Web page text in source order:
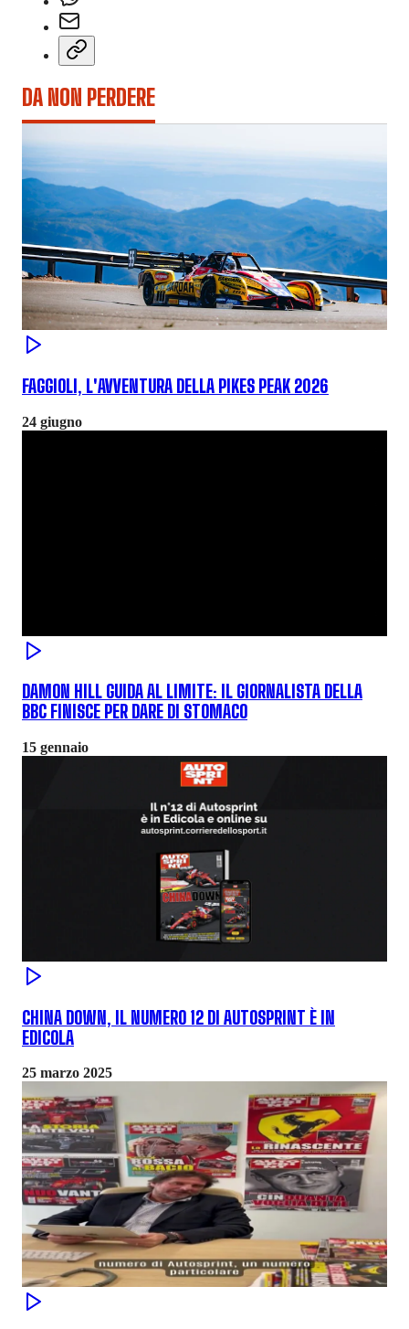
DA NON PERDERE
FAGGIOLI, L'AVVENTURA DELLA PIKES PEAK 2026
24 giugno
DAMON HILL GUIDA AL LIMITE: IL GIORNALISTA DELLA
BBC FINISCE PER DARE DI STOMACO
15 gennaio
CHINA DOWN, IL NUMERO 12 DI AUTOSPRINT È IN
EDICOLA
25 marzo 2025